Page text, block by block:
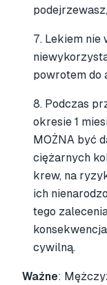
7. Lekiem nie
powrotem do
8. Podczas
okresie 1
MOŻNA być
ciężarnych
krew, na
ich
tego
cywilną.
Ważne: